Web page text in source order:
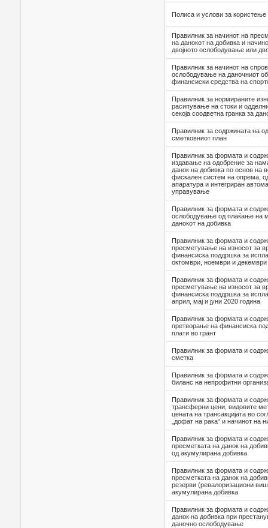
Полиса и услови за користење
Правилник за начинот на
на данокот на добивка и
двојното ослободување или
Правилник за начинот на
ослободување на даночниот
финансиски средства на
Правилник за нормиранитe
расипување на стоки и
секоја соодветна гранка за
Правилник за содржината на
сметковниот план
Правилник за формата и
издавање на одобрение за
данок на добивка по основ на
фискален систем на опрема,
апаратура и интегриран
управување
Правилник за формата и
ослободување од плаќање на
данокот на добивка
Правилник за формата и
пресметување на износот за
финансиска поддршка за
октомври, ноември и декември
Правилник за формата и
пресметување на износот за
финансиска поддршка за
април, мај и јуни 2020 година
Правилник за формата и
претворање на финансиска
плати во грант
Правилник за формата и
сметка
Правилник за формата и
биланс на непрофитни
Правилник за формата и
трансферни цени, видовите
цената на трансакцијата во
„дофат на рака“ и начинот на
Правилник за формата и
пресметката на данок на
од акумулирана добивка
Правилник за формата и
пресметката на данок на
резерви (ревалоризациони
акумулирана добивка
Правилник за формата и
данок на добивка при
даночно ослободување